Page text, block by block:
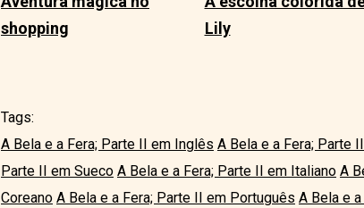
shopping
Lily
Tags:
A Bela e a Fera; Parte II em Inglês A Bela e a Fera; Parte
Parte II em Sueco A Bela e a Fera; Parte II em Italiano A
Coreano A Bela e a Fera; Parte II em Português A Bela e